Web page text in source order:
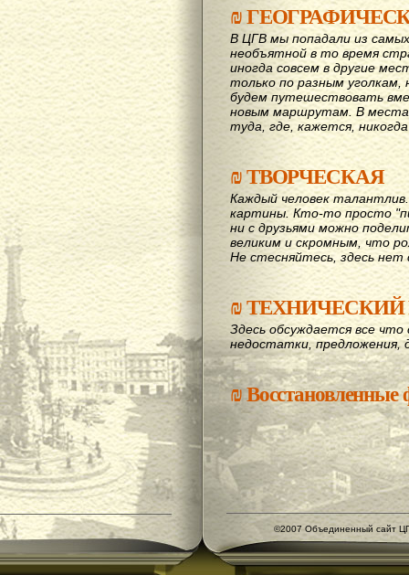
₪
В ЦГВ мы попадали из
необъятной в то время
иногда совсем в другие
только по разным
будем путешествовать
новым маршрутам. В
туда, где, кажется,
₪ТВОРЧЕСКАЯ
Каждый человек
картины. Кто-то просто
ни с друзьями можно
великим и скромным, что
Не стесняйтесь, здесь нет
₪ТЕХНИЧЕСКИЙ
Здесь обсуждается все
недостатки, предложения,
₪
©2007 Объединенный сайт